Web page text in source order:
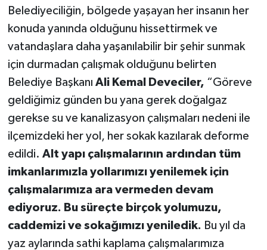
Belediyeciliğin, bölgede yaşayan her insanın her
konuda yanında olduğunu hissettirmek ve
vatandaşlara daha yaşanılabilir bir şehir sunmak
için durmadan çalışmak olduğunu belirten
Belediye Başkanı Ali Kemal Deveciler, “Göreve
geldiğimiz günden bu yana gerek doğalgaz
gerekse su ve kanalizasyon çalışmaları nedeni ile
ilçemizdeki her yol, her sokak kazılarak deforme
edildi. Alt yapı çalışmalarının ardından tüm
imkanlarımızla yollarımızı yenilemek için
çalışmalarımıza ara vermeden devam
ediyoruz. Bu süreçte birçok yolumuzu,
caddemizi ve sokağımızı yeniledik. Bu yıl da
yaz aylarında sathi kaplama çalışmalarımıza